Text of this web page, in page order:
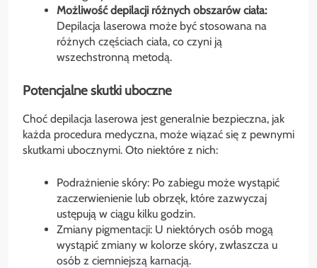
Możliwość depilacji różnych obszarów ciała:
Depilacja laserowa może być stosowana na
różnych częściach ciała, co czyni ją
wszechstronną metodą.
Potencjalne skutki uboczne
Choć depilacja laserowa jest generalnie bezpieczna, jak
każda procedura medyczna, może wiązać się z pewnymi
skutkami ubocznymi. Oto niektóre z nich:
Podrażnienie skóry: Po zabiegu może wystąpić
zaczerwienienie lub obrzęk, które zazwyczaj
ustępują w ciągu kilku godzin.
Zmiany pigmentacji: U niektórych osób mogą
wystąpić zmiany w kolorze skóry, zwłaszcza u
osób z ciemniejszą karnacją.